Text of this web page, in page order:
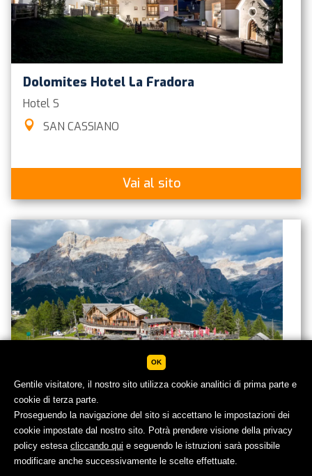
Dolomites Hotel La Fradora
HotelS
SAN CASSIANO
Vai al sito
Las Vegas Lodge
Rifugio
SAN CASSIANOSCOPRI GLI HOTEL
OK
Gentile visitatore, il nostro sito utilizza cookie analitici di prima parte e
cookie di terza parte.
Proseguendo la navigazione del sito si accettano le impostazioni dei
cookie impostate dal nostro sito. Potrà prendere visione della privacy
policy estesa cliccando qui e seguendo le istruzioni sarà possibile
modificare anche successivamente le scelte effettuate.